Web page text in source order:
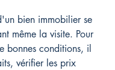
bien immobilier se
même la visite. Pour
bonnes conditions, il
vérifier les prix